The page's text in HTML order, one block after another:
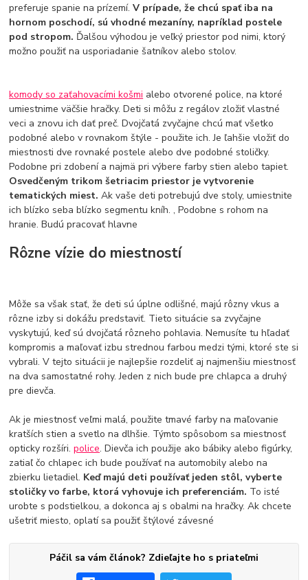
preferuje spanie na prízemí.V prípade, že chcú spať iba na
hornom poschodí, sú vhodné mezaníny, napríklad postele
pod stropom. Ďalšou výhodou je veľký priestor pod nimi, ktorý
možno použiť na usporiadanie šatníkov alebo stolov.
komody so zaťahovacími košmi alebo otvorené police, na ktoré
umiestnime väčšie hračky. Deti si môžu z regálov zložiť vlastné
veci a znovu ich dať preč. Dvojčatá zvyčajne chcú mať všetko
podobné alebo v rovnakom štýle - použite ich. Je ľahšie vložiť do
miestnosti dve rovnaké postele alebo dve podobné stoličky.
Podobne pri zdobení a najmä pri výbere farby stien alebo tapiet.
Osvedčeným trikom šetriacim priestor je vytvorenie
tematických miest.Ak vaše deti potrebujú dve stoly, umiestnite
ich blízko seba blízko segmentu kníh. , Podobne s rohom na
hranie. Budú pracovať hlavne
Rôzne vízie do miestností
Môže sa však stať, že deti sú úplne odlišné, majú rôzny vkus a
rôzne izby si dokážu predstaviť. Tieto situácie sa zvyčajne
vyskytujú, keď sú dvojčatá rôzneho pohlavia. Nemusíte tu hľadať
kompromis a maľovať izbu strednou farbou medzi tými, ktoré ste si
vybrali. V tejto situácii je najlepšie rozdeliť aj najmenšiu miestnosť
na dva samostatné rohy. Jeden z nich bude pre chlapca a druhý
pre dievča.
Ak je miestnosť veľmi malá, použite tmavé farby na maľovanie
kratších stien a svetlo na dlhšie. Týmto spôsobom sa miestnosť
opticky rozšíri.police. Dievča ich použije ako bábiky alebo figúrky,
zatiaľ čo chlapec ich bude používať na automobily alebo na
zbierku lietadiel. Keď majú deti používať jeden stôl, vyberte
stoličky vo farbe, ktorá vyhovuje ich preferenciám. To isté
urobte s podstielkou, a dokonca aj s obalmi na hračky. Ak chcete
ušetriť miesto, oplatí sa použiť štýlové závesné
Páčil sa vám článok? Zdieľajte ho s priateľmi